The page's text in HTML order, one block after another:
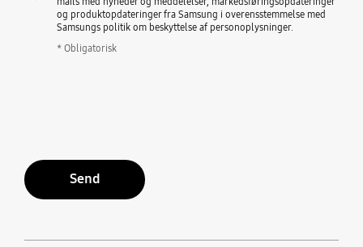
og produktopdateringer fra Samsung i overensstemmelse med
Samsungs politik om beskyttelse af personoplysninger.
* Obligatorisk
Send